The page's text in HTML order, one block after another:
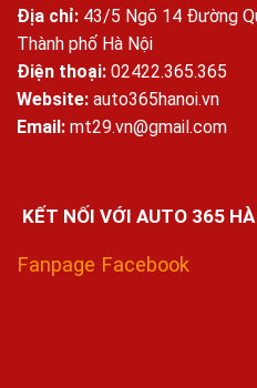
Địa chỉ: 43/5 Ngõ 14 Đường
Thành phố Hà Nội
Điện thoại: 02422.365.365
Website: auto365hanoi.vn
Email: mt29.vn@gmail.com
KẾT NỐI VỚI AUTO 365
Fanpage Facebook